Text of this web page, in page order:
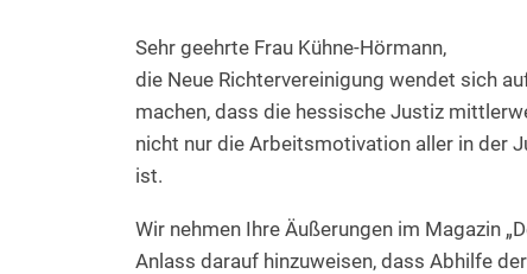
Sehr geehrte Frau Kühne-Hörmann,
die Neue Richtervereinigung wendet sich
machen, dass die hessische Justiz
nicht nur die Arbeitsmotivation aller in der
ist.
Wir nehmen Ihre Äußerungen im Magazin
Anlass darauf hinzuweisen, dass Abhilfe